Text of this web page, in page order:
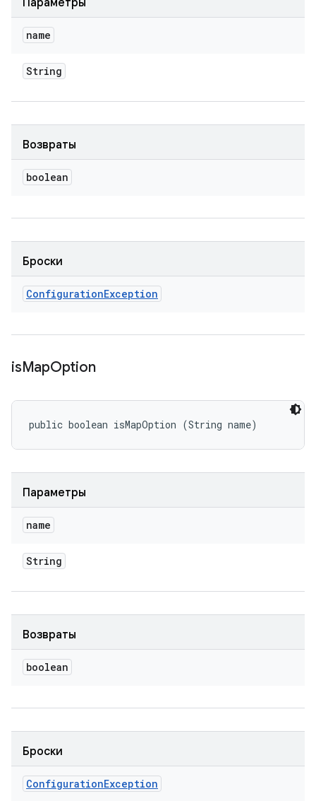
Параметры
name
String
Возвраты
boolean
Броски
ConfigurationException
isMapOption
public boolean isMapOption (String name)
Параметры
name
String
Возвраты
boolean
Броски
ConfigurationException